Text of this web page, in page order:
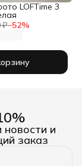
₽−52%
LOFTime 3
и
заказ